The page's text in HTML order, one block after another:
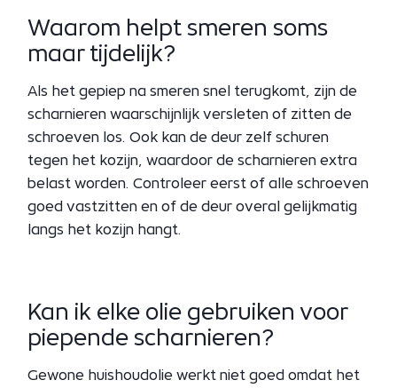
Waarom helpt smeren soms
maar tijdelijk?
Als het gepiep na smeren snel terugkomt, zijn de
scharnieren waarschijnlijk versleten of zitten de
schroeven los. Ook kan de deur zelf schuren
tegen het kozijn, waardoor de scharnieren extra
belast worden. Controleer eerst of alle schroeven
goed vastzitten en of de deur overal gelijkmatig
langs het kozijn hangt.
Kan ik elke olie gebruiken voor
piepende scharnieren?
Gewone huishoudolie werkt niet goed omdat het